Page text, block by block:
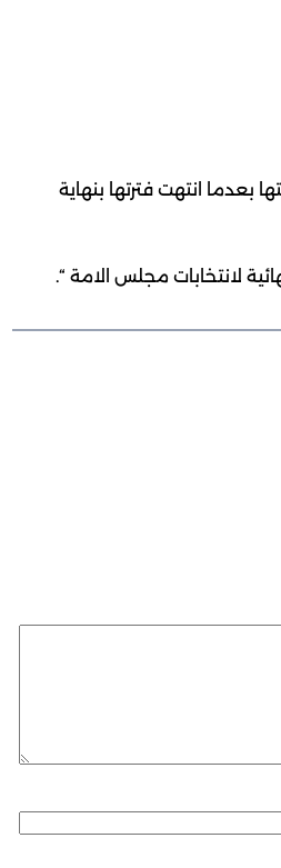
بعدما انتهت فترتها بنهاية
لانتخابات مجلس الامة “.